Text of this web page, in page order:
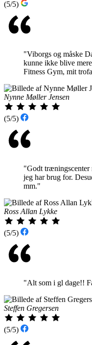
(5/5)
"Viborgs og måske
kunne ikke blive
Fitness Gym, mit
Nynne Møller Jensen
(5/5)
"Godt træningscenter
jeg har brug for.
mm."
Ross Allan Lykke
(5/5)
"Alt som i gl dage!!
Steffen Gregersen
(5/5)